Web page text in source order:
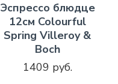
Эспрессо блюдце
12см Colourful
Spring Villeroy &
Boch
1409 руб.